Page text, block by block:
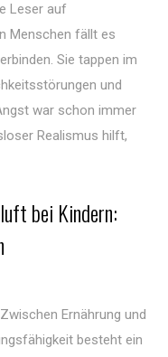
Leser auf
Menschen fällt es
Sie tappen im
und
war schon immer
Realismus hilft,
bei Kindern:
Ernährung und
besteht ein